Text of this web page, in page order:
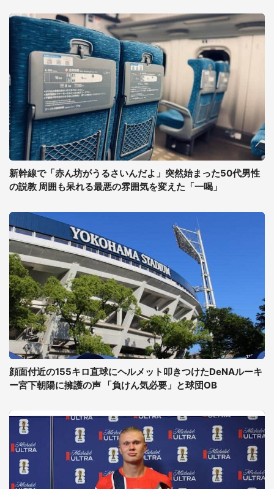
新幹線で「赤ん坊がうるさいんだよ」突然始まった50代男性
の説教 周囲も呆れる最悪の雰囲気を変えた「一喝」
顔面付近の155キロ直球にヘルメット叩きつけたDeNAルーキ
ー宮下朝陽に擁護の声 「負けん気必要」と球団OB